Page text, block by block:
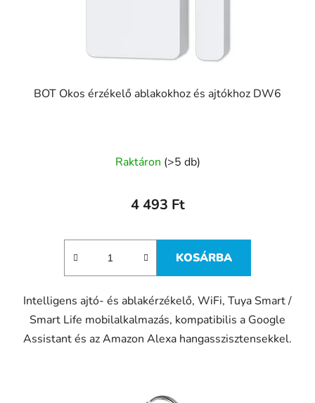
BOT Okos érzékelő ablakokhoz és ajtókhoz DW6
Raktáron (>5 db)
4 493 Ft
KOSÁRBA
Intelligens ajtó- és ablakérzékelő, WiFi, Tuya Smart /
Smart Life mobilalkalmazás, kompatibilis a Google
Assistant és az Amazon Alexa hangasszisztensekkel.